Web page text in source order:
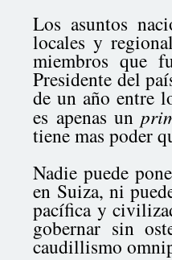
Los asuntos
locales y
miembros que
Presidente del
de un año entre
es apenas un
tiene mas poder
Nadie puede
en Suiza, ni
pacífica y
gobernar sin
caudillismo